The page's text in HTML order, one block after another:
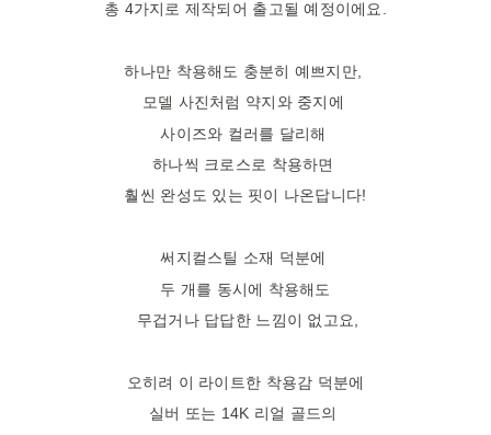
총 4가지로 제작되어 출고될 예정이에요.
하나만 착용해도 충분히 예쁘지만,
모델 사진처럼 약지와 중지에
사이즈와 컬러를 달리해
하나씩 크로스로 착용하면
훨씬 완성도 있는 핏이 나온답니다!
써지컬스틸 소재 덕분에
두 개를 동시에 착용해도
무겁거나 답답한 느낌이 없고요,
오히려 이 라이트한 착용감 덕분에
실버 또는 14K 리얼 골드의